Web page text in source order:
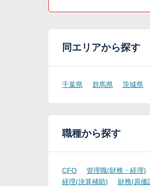
同エリアから探す
千葉県 群馬県 茨城県
職種から探す
CFO 管理職(財務・経理)
経理(決算補助)
財務(原価